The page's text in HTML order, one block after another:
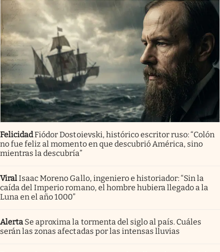
FelicidadFiódor Dostoievski, histórico escritor ruso: “Colón
no fue feliz al momento en que descubrió América, sino
mientras la descubría”
ViralIsaac Moreno Gallo, ingeniero e historiador: “Sin la
caída del Imperio romano, el hombre hubiera llegado a la
Luna en el año 1000”
Alerta Se aproxima la tormenta del siglo al país. Cuáles
serán las zonas afectadas por las intensas lluvias